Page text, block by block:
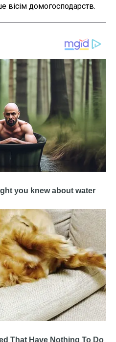
домогосподарств.